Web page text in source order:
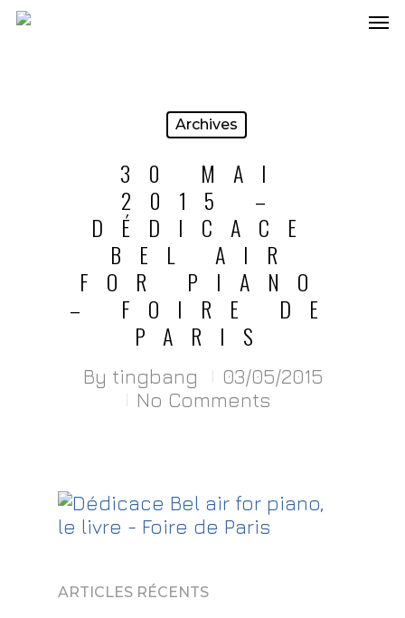
Archives
30 MAI
2015 –
DÉDICACE
BEL AIR
FOR PIANO
– FOIRE DE
PARIS
By tingbang
03/05/2015
No Comments
ARTICLES RÉCENTS